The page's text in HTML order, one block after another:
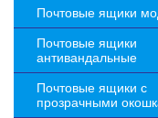
Почтовые ящики
Почтовые ящики
антивандальные
Почтовые ящики с
прозрачными